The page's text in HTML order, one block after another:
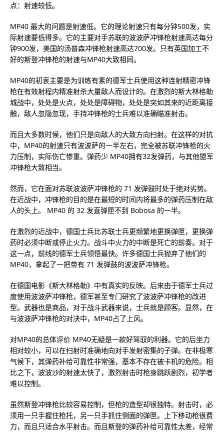
点：射速较低。
MP40 最大的问题是射速低。它的理论射速只有每分钟500发，实
际射速要低得多。它的主要对手苏联的波波萨冲锋枪射速高达每分
钟900发，美国的汤普森冲锋枪射速高达700发。只有英国加工不
好的斯登冲锋枪的射速与MP40大致相同。
MP40的初衷主要是为训练有素的德军士兵使用这种连射精密冲锋
枪在有效射程内精准射杀大量敌人而设计的。在激烈的斯大林格勒
城战中，处处是火点，处处是障碍物，处处是突如其来的近距离接
触，敌人忽隐忽现，手持冲锋枪的士兵难以准确瞄准射击。
而且大多数时候，他们只是向敌人的大致方向扫射。在这样的对抗
中，MP40的射速只有波波萨的一半左右，完全被苏联冲锋枪的火
力压制，实际伤亡惨重。弹药少 MP40拥有32发弹药，与其他盟军
冲锋枪大致相当。
然而，它在面对苏联波波萨冲锋枪的 71 发弹鼓时处于绝对劣势。
在近战中，冲锋枪的目的是在最短的时间内将最多的弹药压制在敌
人的头上。 MP40 的 32 发直弹匣不到 Bobosa 的一半。
在激烈的近战中，德国士兵比苏联士兵更频繁地更换弹匣，更换弹
药时必须中断或停止火力。战斗中火力的中断是死亡的前奏。对于
这一点，前线的德军士兵领悟最快。许多德国士兵抛弃了他们的
MP40，拿起了一把带有 71 发弹鼓的波波萨冲锋枪。
在德国电影《斯大林格勒》中有真实的反映。后来由于德军士兵过
度使用波波萨冲锋枪，德军甚至专门研究了波波萨冲锋枪的改进
型。武器也是商品，对于战斗武器来说，士兵就是顾客。显然，在
与波波萨冲锋枪的对决中，MP40占了上风。
对MP40的总体评价 MP40无疑是一款好驾驭的利器。它的后坐力
相对较小，可以在扫射时准确地向对手发射密集的子弹。在非极寒
气候下，其弹药补给可靠性非常强，基本不存在被卡机的危险。相
比之下，波波沙的射速太快了，激烈射击时枪身跳跃剧烈，初学者
难以控制。
虽然斯登冲锋枪比较容易控制，但枪的造型却很独特。射击时，必
须用一只手握住枪托，另一只手抓住侧面的弹匣。上下移动枪很费
力，而且只适合水平射击。而且斯登的弹药补给可靠性太差，经常